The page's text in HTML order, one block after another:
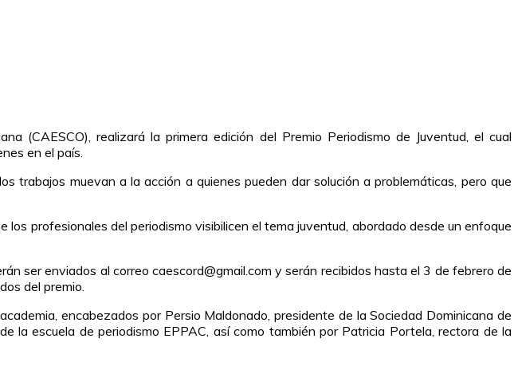
(CAESCO), realizará la primera edición del Premio Periodismo de Juventud, el cual
en el país.
trabajos muevan a la acción a quienes pueden dar solución a problemáticas, pero que
profesionales del periodismo visibilicen el tema juventud, abordado desde un enfoque
ser enviados al correo caescord@gmail.com y serán recibidos hasta el 3 de febrero de
del premio.
encabezados por Persio Maldonado, presidente de la Sociedad Dominicana de
la escuela de periodismo EPPAC, así como también por Patricia Portela, rectora de la